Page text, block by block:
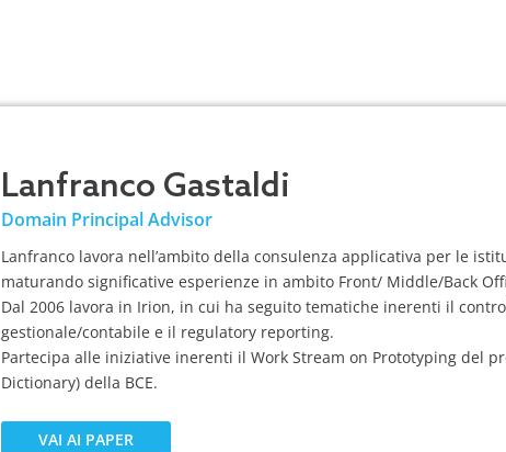
Lanfranco Gastaldi
Domain Principal Advisor
Lanfranco lavora nell’ambito della consulenza applicativa per le
maturando significative esperienze in ambito Front/ Middle/Back
Dal 2006 lavora in Irion, in cui ha seguito tematiche inerenti il
gestionale/contabile e il regulatory reporting.
Partecipa alle iniziative inerenti il Work Stream on Prototyping del
Dictionary) della BCE.
VAI AI PAPER